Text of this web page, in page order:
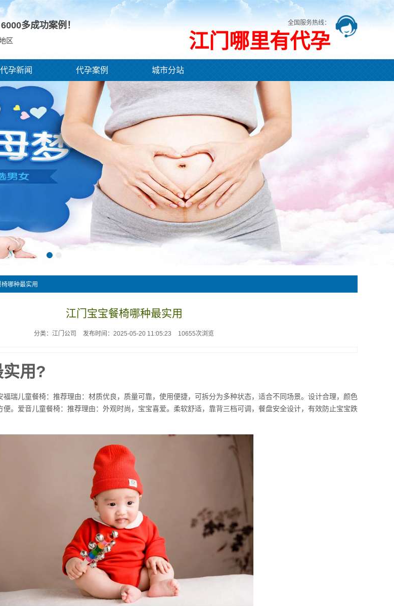
6000多成功案例！
区
全国服务热线：
江门哪里有代孕
代孕新闻 代孕案例 城市分站
哪种最实用
江门宝宝餐椅哪种最实用
分类：江门公司 发布时间：2025-05-20 11:05:23 10655次浏览
用?
瑞儿童餐椅：推荐理由：材质优良，质量可靠，使用便捷，可拆分为多种状态，适合不同场景。设计合理，颜色
。爱音儿童餐椅：推荐理由：外观时尚，宝宝喜爱。柔软舒适，靠背三档可调，餐盘安全设计，有效防止宝宝跌